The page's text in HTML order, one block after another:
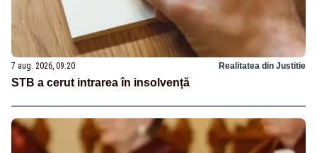
7 aug. 2026, 09:20 Realitatea din Justitie
STB a cerut intrarea în insolvență